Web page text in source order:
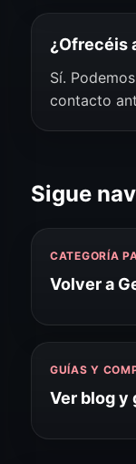
¿Ofrecéis
Sí.
contacto
Sigue
CATEGORÍA
Volver a
GUÍAS Y
Ver blog y